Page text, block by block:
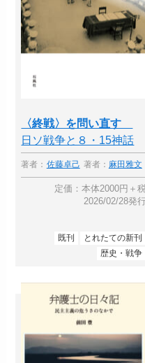
〈終戦〉を問い直す
日ソ戦争と８・15神話
著者： 佐藤卓己 著者： 麻田雅文
定価：本体2000円＋税
2026/02/28発
既刊
とれたての新刊
歴史・戦争